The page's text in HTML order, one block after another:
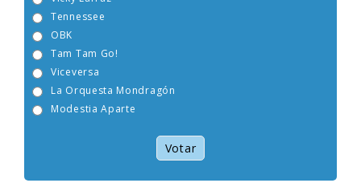
Vicky Larraz
La Orquesta Mondragón
Modestia Aparte
Votar